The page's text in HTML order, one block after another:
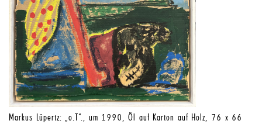
Markus Lüpertz: „o.T“., um 1990, Öl auf Karton auf Holz, 76 x 66